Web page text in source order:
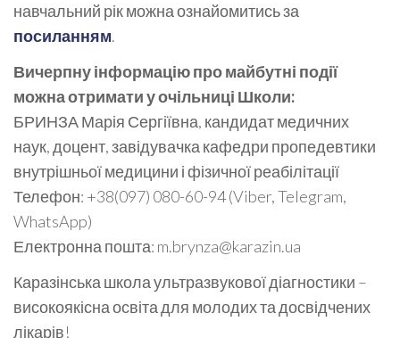
навчальний рік можна ознайомитись за
посиланням.
Вичерпну інформацію про майбутні події
можна отримати у очільниці Школи:
БРИНЗА Марія Сергіївна, кандидат медичних
наук, доцент, завідувачка кафедри пропедевтики
внутрішньої медицини і фізичної реабілітації
Телефон: +38(097) 080-60-94 (Viber, Telegram,
WhatsApp)
Електронна пошта: m.brynza@karazin.ua
Каразінська школа ультразвукової діагностики –
високоякісна освіта для молодих та досвідчених
лікарів!